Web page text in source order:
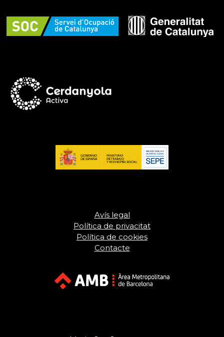
Avís legal
Política de privacitat
Política de cookies
Contacte